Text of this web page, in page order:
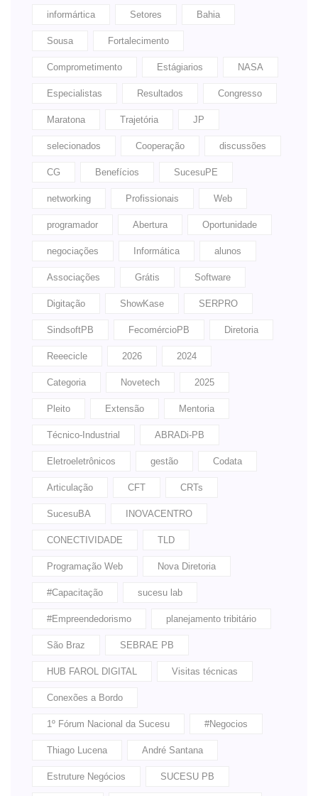
informártica Setores Bahia
Sousa Fortalecimento
Comprometimento Estágiarios NASA
Especialistas Resultados Congresso
Maratona Trajetória JP
selecionados Cooperação discussões
CG Benefícios SucesuPE
networking Profissionais Web
programador Abertura Oportunidade
negociações Informática alunos
Associações Grátis Software
Digitação ShowKase SERPRO
SindsoftPB FecomércioPB Diretoria
Reeecicle 2026 2024
Categoria Novetech 2025
Pleito Extensão Mentoria
Técnico-Industrial ABRADi-PB
Eletroeletrônicos gestão Codata
Articulação CFT CRTs
SucesuBA INOVACENTRO
CONECTIVIDADE TLD
Programação Web Nova Diretoria
#Capacitação sucesu lab
#Empreendedorismo planejamento tribitário
São Braz SEBRAE PB
HUB FAROL DIGITAL Visitas técnicas
Conexões a Bordo
1º Fórum Nacional da Sucesu #Negocios
Thiago Lucena André Santana
Estruture Negócios SUCESU PB